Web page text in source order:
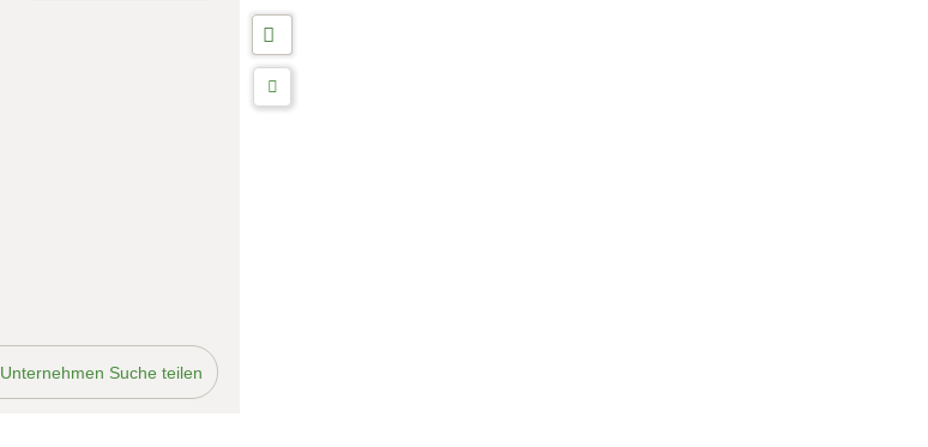
Unternehmen Suche teilen